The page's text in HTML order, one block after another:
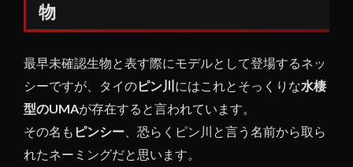
息す
る未
生物
1.1
ピン
シー
徴は
物
最早未確認生物と表す際にモデルとして登場するネッ
シーですが、タイのピン川にはこれとそっくりな水棲
型のUMAが存在すると言われています。
その名も ピンシー 、恐らくピン川と言う名前から取ら
れたネーミングだと思います。